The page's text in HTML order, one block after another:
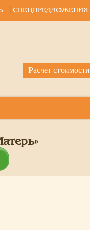
СПЕЦПРЕДЛОЖЕНИЯ
Расчет стоимости